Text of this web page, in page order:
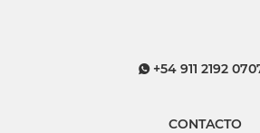
+54 911 2192
CONTACTO